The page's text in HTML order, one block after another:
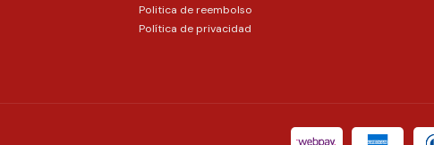
Politica de reembolso
Política de privacidad